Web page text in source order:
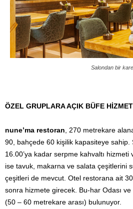
Salondan bir kare
ÖZEL GRUPLARA AÇIK BÜFE
nune’ma restoran , 270 metrekare
90, bahçede 60 kişilik kapasiteye sahip.
16.00’ya kadar serpme kahvaltı hizmeti
ise tavuk, makarna ve salata çeşitlerini
çeşitleri de mevcut. Otel restorana ait
sonra hizmete girecek. Bu-har Odası
(50 – 60 metrekare arası) bulunuyor.